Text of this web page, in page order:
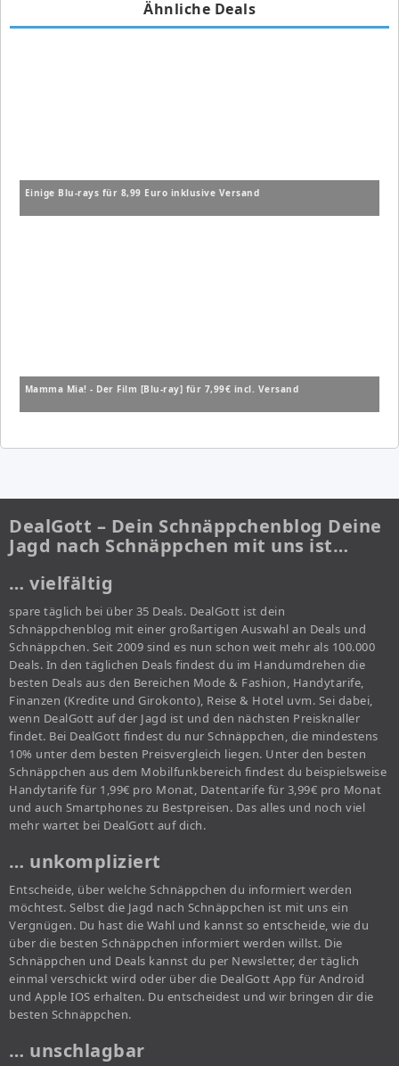
Ähnliche Deals
Einige Blu-rays für 8,99 Euro inklusive Versand
Mamma Mia! - Der Film [Blu-ray] für 7,99€ incl. Versand
DealGott – Dein Schnäppchenblog Deine
Jagd nach Schnäppchen mit uns ist…
… vielfältig
spare täglich bei über 35 Deals. DealGott ist dein
Schnäppchenblog mit einer großartigen Auswahl an Deals und
Schnäppchen. Seit 2009 sind es nun schon weit mehr als 100.000
Deals. In den täglichen Deals findest du im Handumdrehen die
besten Deals aus den Bereichen Mode & Fashion, Handytarife,
Finanzen (Kredite und Girokonto), Reise & Hotel uvm. Sei dabei,
wenn DealGott auf der Jagd ist und den nächsten Preisknaller
findet. Bei DealGott findest du nur Schnäppchen, die mindestens
10% unter dem besten Preisvergleich liegen. Unter den besten
Schnäppchen aus dem Mobilfunkbereich findest du beispielsweise
Handytarife für 1,99€ pro Monat, Datentarife für 3,99€ pro Monat
und auch Smartphones zu Bestpreisen. Das alles und noch viel
mehr wartet bei DealGott auf dich.
… unkompliziert
Entscheide, über welche Schnäppchen du informiert werden
möchtest. Selbst die Jagd nach Schnäppchen ist mit uns ein
Vergnügen. Du hast die Wahl und kannst so entscheide, wie du
über die besten Schnäppchen informiert werden willst. Die
Schnäppchen und Deals kannst du per Newsletter, der täglich
einmal verschickt wird oder über die DealGott App für Android
und Apple IOS erhalten. Du entscheidest und wir bringen dir die
besten Schnäppchen.
… unschlagbar